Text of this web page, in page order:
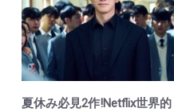
夏休み必見2作!Netflix世界的